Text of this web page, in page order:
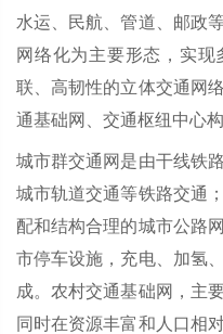
水运、民航、管道、邮政
网络化为主要形态，实
联、高韧性的立体交通网
通基础网、交通枢纽中心构
城市群交通网是由干线铁
城市轨道交通等铁路交通
配和结构合理的城市公路
市停车设施，充电、加氢
成。农村交通基础网，主
同时在资源丰富和人口相